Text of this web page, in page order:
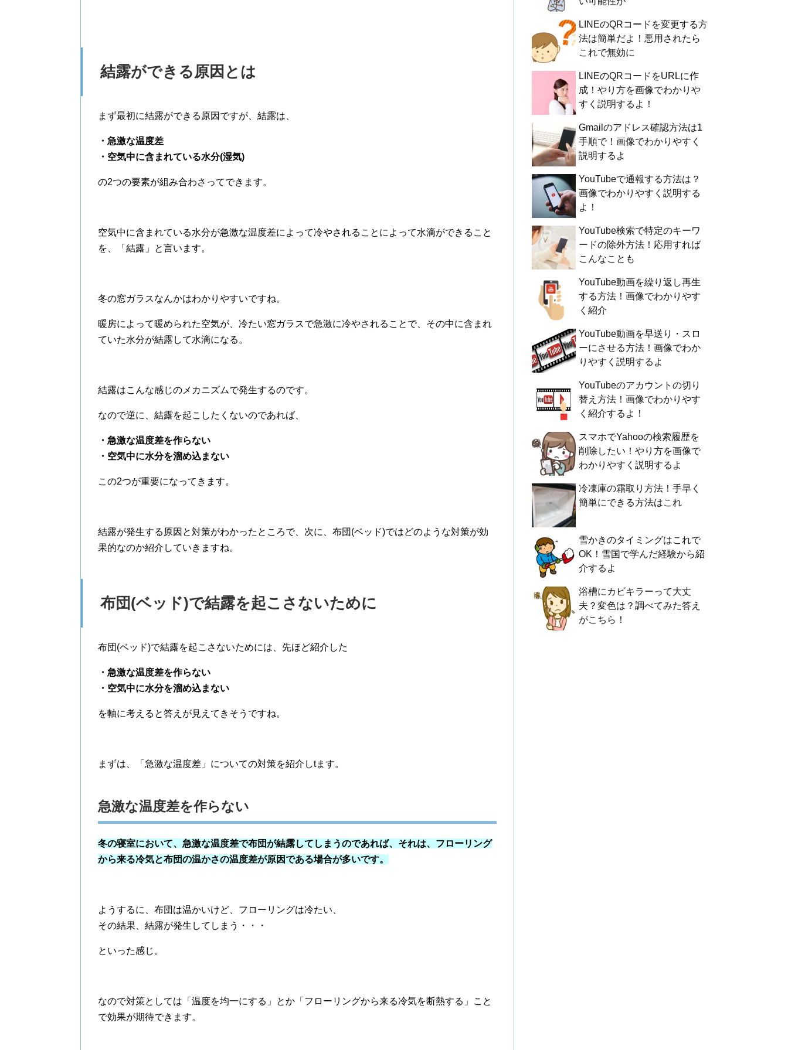
結露ができる原因とは
まず最初に結露ができる原因ですが、結露は、
・急激な温度差
・空気中に含まれている水分(湿気)
の2つの要素が組み合わさってできます。
空気中に含まれている水分が急激な温度差によって冷やされることによって水滴ができること
を、「結露」と言います。
冬の窓ガラスなんかはわかりやすいですね。
暖房によって暖められた空気が、冷たい窓ガラスで急激に冷やされることで、その中に含まれ
ていた水分が結露して水滴になる。
結露はこんな感じのメカニズムで発生するのです。
なので逆に、結露を起こしたくないのであれば、
・急激な温度差を作らない
・空気中に水分を溜め込まない
この2つが重要になってきます。
結露が発生する原因と対策がわかったところで、次に、布団(ベッド)ではどのような対策が効
果的なのか紹介していきますね。
布団(ベッド)で結露を起こさないために
布団(ベッド)で結露を起こさないためには、先ほど紹介した
・急激な温度差を作らない
・空気中に水分を溜め込まない
を軸に考えると答えが見えてきそうですね。
まずは、「急激な温度差」についての対策を紹介しtます。
急激な温度差を作らない
冬の寝室において、急激な温度差で布団が結露してしまうのであれば、それは、フローリング
から来る冷気と布団の温かさの温度差が原因である場合が多いです。
ようするに、布団は温かいけど、フローリングは冷たい、
その結果、結露が発生してしまう・・・
といった感じ。
なので対策としては「温度を均一にする」とか「フローリングから来る冷気を断熱する」こと
で効果が期待できます。
LINEのQRコードを変更する方
法は簡単だよ！悪用されたら
これで無効に
LINEのQRコードをURLに作
成！やり方を画像でわかりや
すく説明するよ！
Gmailのアドレス確認方法は1
手順で！画像でわかりやすく
説明するよ
YouTubeで通報する方法は？
画像でわかりやすく説明する
よ！
YouTube検索で特定のキーワ
ードの除外方法！応用すれば
こんなことも
YouTube動画を繰り返し再生
する方法！画像でわかりやす
く紹介
YouTube動画を早送り・スロ
ーにさせる方法！画像でわか
りやすく説明するよ
YouTubeのアカウントの切り
替え方法！画像でわかりやす
く紹介するよ！
スマホでYahooの検索履歴を
削除したい！やり方を画像で
わかりやすく説明するよ
冷凍庫の霜取り方法！手早く
簡単にできる方法はこれ
雪かきのタイミングはこれで
OK！雪国で学んだ経験から紹
介するよ
浴槽にカビキラーって大丈
夫？変色は？調べてみた答え
がこちら！